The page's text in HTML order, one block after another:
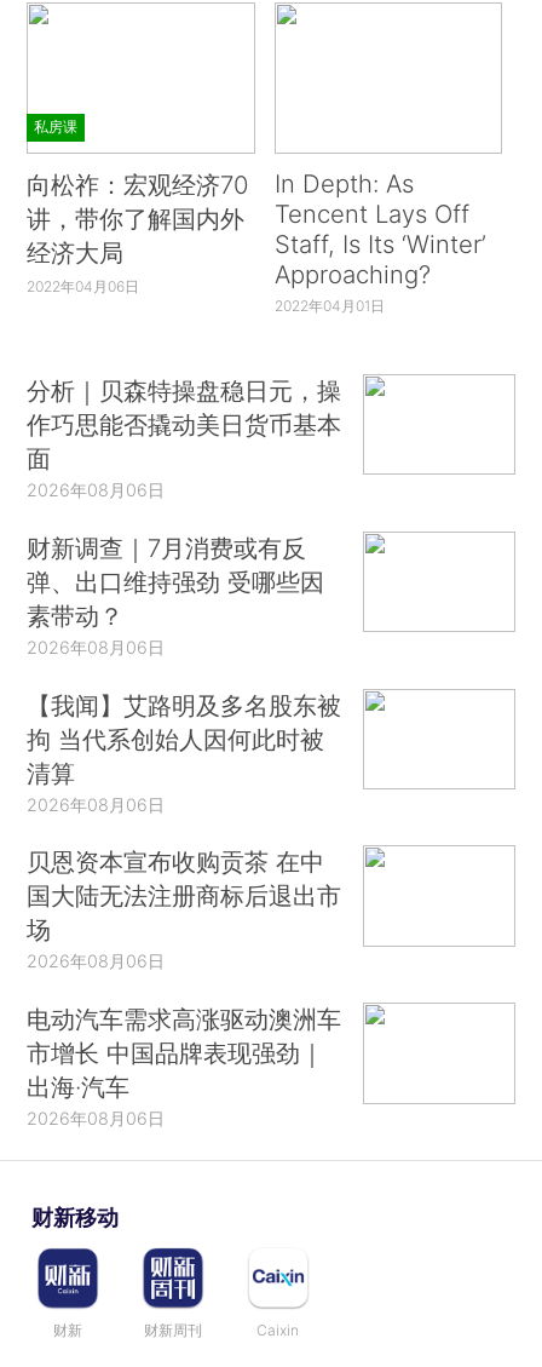
私房课
向松祚：宏观经济70
讲，带你了解国内外
经济大局
2022年04月06日
In Depth: As
Tencent Lays Off
Staff, Is Its ‘Winter’
Approaching?
2022年04月01日
分析｜贝森特操盘稳日元，操
作巧思能否撬动美日货币基本
面
2026年08月06日
财新调查｜7月消费或有反
弹、出口维持强劲 受哪些因
素带动？
2026年08月06日
【我闻】艾路明及多名股东被
拘 当代系创始人因何此时被
清算
2026年08月06日
贝恩资本宣布收购贡茶 在中
国大陆无法注册商标后退出市
场
2026年08月06日
电动汽车需求高涨驱动澳洲车
市增长 中国品牌表现强劲｜
出海·汽车
2026年08月06日
财新移动
财新 财新周刊 Caixin